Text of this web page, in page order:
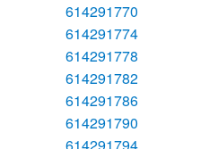
614291770
614291774
614291778
614291782
614291786
614291790